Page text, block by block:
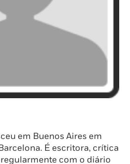
em Buenos Aires em
É escritora, crítica
com o diário